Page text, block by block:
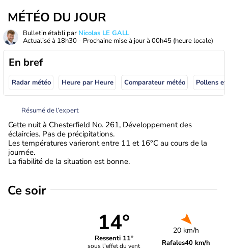
MÉTÉO DU JOUR
Bulletin établi par Nicolas LE GALL
Actualisé à 18h30 - Prochaine mise à jour à 00h45 (heure locale)
En bref
Radar météo Heure par Heure Comparateur météo Pollens
Résumé de l’expert
Cette nuit à Chesterfield No. 261, Développement des
éclaircies. Pas de précipitations.
Les températures varieront entre 11 et 16°C au cours de la
journée.
La fiabilité de la situation est bonne.
Ce soir
14°
Ressenti 11°
sous l'effet du vent
20 km/h
Rafales40 km/h